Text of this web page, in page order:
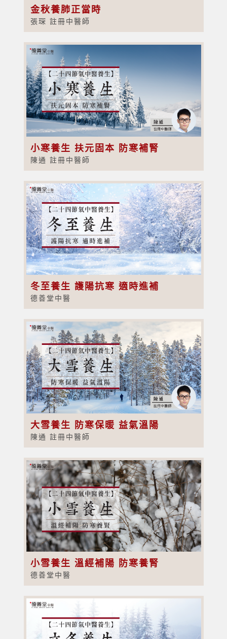
金秋養肺正當時
張琛 註冊中醫師
小寒養生 扶元固本 防寒補腎
陳通 註冊中醫師
冬至養生 護陽抗寒 適時進補
德善堂中醫
大雪養生 防寒保暖 益氣溫陽
陳通 註冊中醫師
小雪養生 溫經補陽 防寒養腎
德善堂中醫